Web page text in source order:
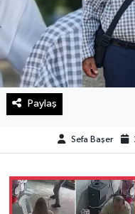
Paylaş
Sefa Başer
Manşetler
Resmi İlan
Sağlık
Spor
SürManşet
Teknoloji